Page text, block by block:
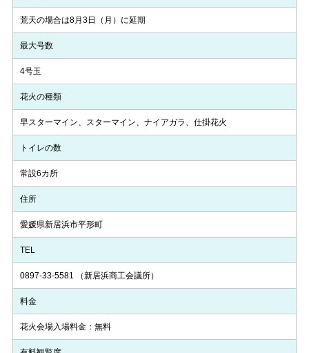
荒天の場合は8月3日（月）に延期
最大号数
4号玉
花火の種類
早スターマイン、スターマイン、ナイアガラ、仕掛花火
トイレの数
常設6カ所
住所
愛媛県新居浜市平形町
TEL
0897-33-5581 （新居浜商工会議所）
料金
花火会場入場料金：無料